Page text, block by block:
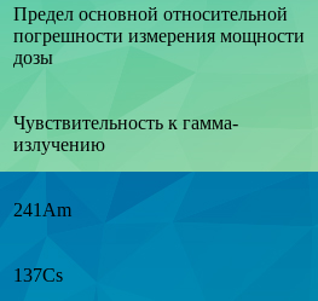
Предел основной относительной
погрешности измерения мощности
дозы
Чувствительность к гамма-
излучению
241Am
137Cs